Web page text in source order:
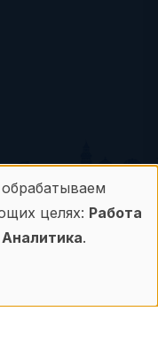
с данного
целях: Работа
.